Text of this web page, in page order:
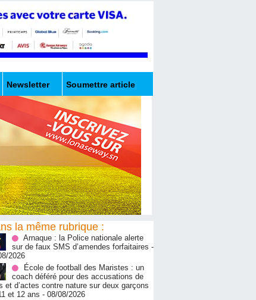
Newsletter Soumettre article
la même rubrique :
Arnaque : la Police nationale alerte
sur de faux SMS d’amendes forfaitaires -
2026
École de football des Maristes : un
coach déféré pour des accusations de
et d’actes contre nature sur deux garçons
et 12 ans - 08/08/2026